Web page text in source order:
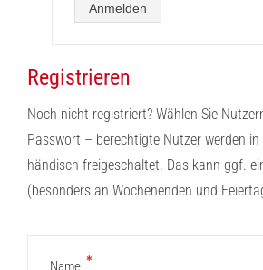
Anmelden
Registrieren
Noch nicht registriert? Wählen Sie
Passwort – berechtigte Nutzer werden in
händisch freigeschaltet. Das kann ggf.
(besonders an Wochenenden und
Name ✱